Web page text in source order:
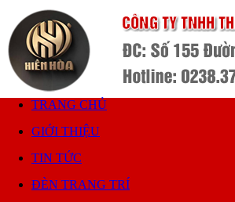
TRANG CHỦ
GIỚI THIỆU
TIN TỨC
ĐÈN TRANG TRÍ